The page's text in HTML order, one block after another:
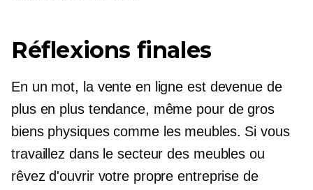
Réflexions finales
En un mot, la vente en ligne est devenue de
plus en plus tendance, même pour de gros
biens physiques comme les meubles. Si vous
travaillez dans le secteur des meubles ou
rêvez d'ouvrir votre propre entreprise de